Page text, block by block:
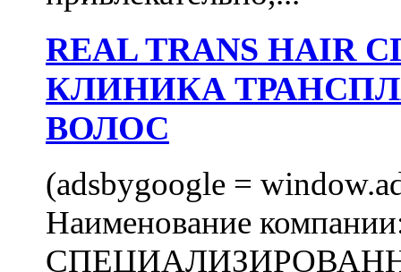
REAL TRANS
КЛИНИКА
ВОЛОС
(adsbygoogle =
Наименование